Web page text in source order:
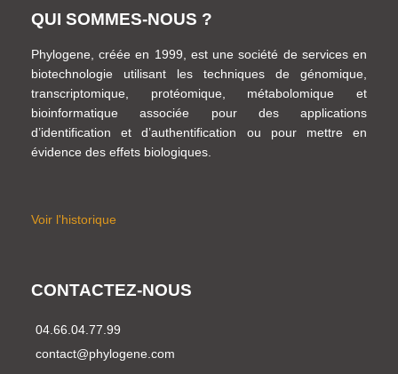
QUI SOMMES-NOUS ?
Phylogene, créée en 1999, est une société de services en
biotechnologie utilisant les techniques de génomique,
transcriptomique, protéomique, métabolomique et
bioinformatique associée pour des applications
d’identification et d’authentification ou pour mettre en
évidence des effets biologiques.
Voir l'historique
CONTACTEZ-NOUS
04.66.04.77.99
contact@phylogene.com